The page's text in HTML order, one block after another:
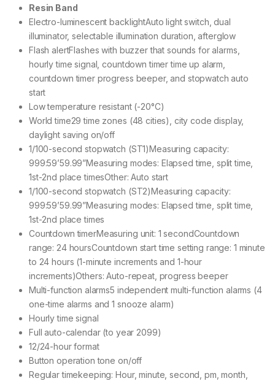
Resin Band
Electro-luminescent backlightAuto light switch, dual
illuminator, selectable illumination duration, afterglow
Flash alertFlashes with buzzer that sounds for alarms,
hourly time signal, countdown timer time up alarm,
countdown timer progress beeper, and stopwatch auto
start
Low temperature resistant (-20°C)
World time29 time zones (48 cities), city code display,
daylight saving on/off
1/100-second stopwatch (ST1)Measuring capacity:
999:59’59.99”Measuring modes: Elapsed time, split time,
1st-2nd place timesOther: Auto start
1/100-second stopwatch (ST2)Measuring capacity:
999:59’59.99”Measuring modes: Elapsed time, split time,
1st-2nd place times
Countdown timerMeasuring unit: 1 secondCountdown
range: 24 hoursCountdown start time setting range: 1 minute
to 24 hours (1-minute increments and 1-hour
increments)Others: Auto-repeat, progress beeper
Multi-function alarms5 independent multi-function alarms (4
one-time alarms and 1 snooze alarm)
Hourly time signal
Full auto-calendar (to year 2099)
12/24-hour format
Button operation tone on/off
Regular timekeeping: Hour, minute, second, pm, month,